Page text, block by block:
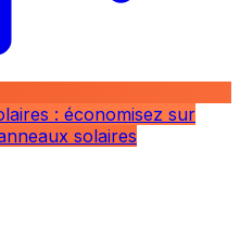
: économisez sur
solaires